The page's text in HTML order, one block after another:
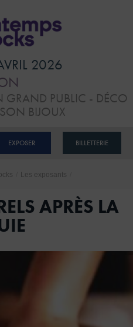
2026
GRAND PUBLIC - DÉCO
BIJOUX
BILLETTERIE
EXPOSER
Les exposants
APRÈS LA